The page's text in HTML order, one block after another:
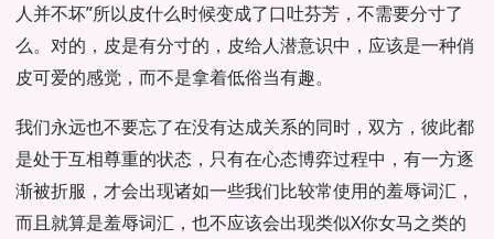
人并不坏”所以皮什么时候变成了口吐芬芳，不需要分寸了
么。对的，皮是有分寸的，皮给人潜意识中，应该是一种俏
皮可爱的感觉，而不是拿着低俗当有趣。
我们永远也不要忘了在没有达成关系的同时，双方，彼此都
是处于互相尊重的状态，只有在心态博弈过程中，有一方逐
渐被折服，才会出现诸如一些我们比较常使用的羞辱词汇，
而且就算是羞辱词汇，也不应该会出现类似X你女马之类的